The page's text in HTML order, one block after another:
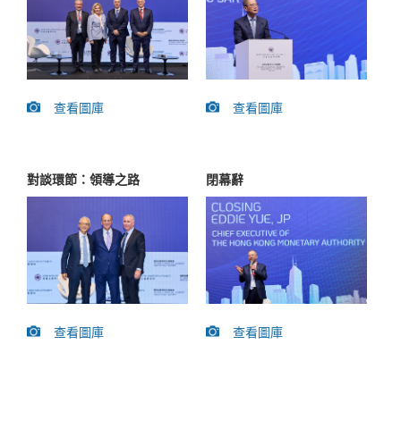
查看圖庫 查看圖庫
對談環節：領導之路
查看圖庫
閉幕辭
查看圖庫